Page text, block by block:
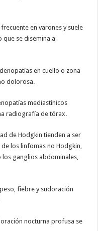
en varones y suele
se disemina a
en cuello o zona
dolorosa.
mediastínicos
radiografía de tórax.
de Hodgkin tienden a ser
los linfomas no Hodgkin,
los ganglios abdominales,
fiebre y sudoración
nocturna profusa se